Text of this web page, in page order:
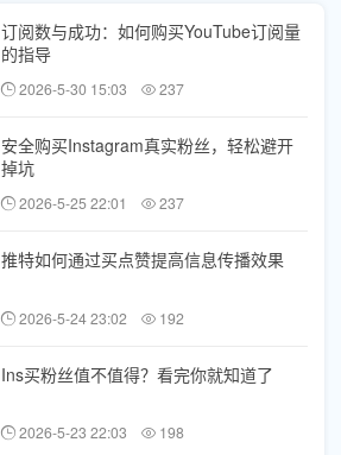
订阅数与成功：如何购买YouTube订阅量
的指导
2026-5-30 15:03 237
安全购买Instagram真实粉丝，轻松避开
掉坑
2026-5-25 22:01 237
推特如何通过买点赞提高信息传播效果
2026-5-24 23:02 192
Ins买粉丝值不值得？看完你就知道了
2026-5-23 22:03 198